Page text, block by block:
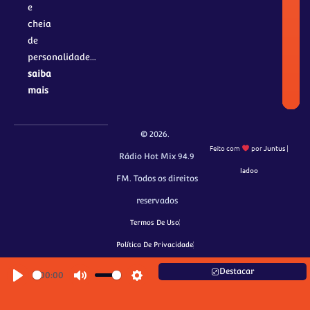
e
cheia
de
personalidade…
saiba
mais
© 2026.
Rádio Hot Mix 94.9
FM. Todos os direitos
reservados
Termos De Uso
Política De Privacidade
Política De Cookie
Feito com porJuntus|
Iadoo
00:00 Destacar